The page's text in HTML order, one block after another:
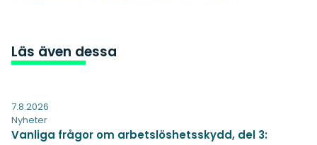
Läs även dessa
7.8.2026
Nyheter
Vanliga frågor om arbetslöshetsskydd, del 3: